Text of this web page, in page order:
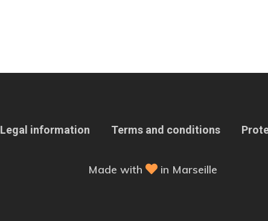
Legal information Terms and conditions
Made with in Marseille